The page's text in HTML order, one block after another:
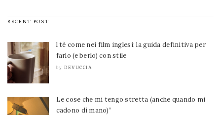
RECENT POST
l tè come nei film inglesi: la guida definitiva per
farlo (e berlo) con stile
by DEVUCCIA
Le cose che mi tengo stretta (anche quando mi
cadono di mano)”